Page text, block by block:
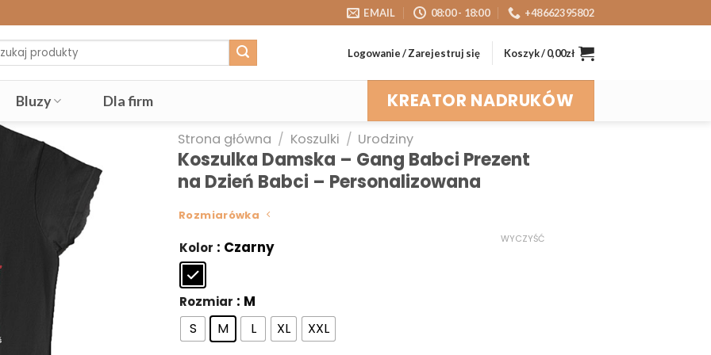
EMAIL 08:00 - 18:00 +48662395802
Logowanie / Zarejestruj się Koszyk /0,00zł
Bluzy Dla firm KREATOR NADRUKÓW
Strona główna / Koszulki / Urodziny
Koszulka Damska – Gang Babci Prezent
na Dzień Babci – Personalizowana
Rozmiarówka
Kolor : Czarny
Rozmiar : M
S M L XL XXL
WYCZYŚĆ